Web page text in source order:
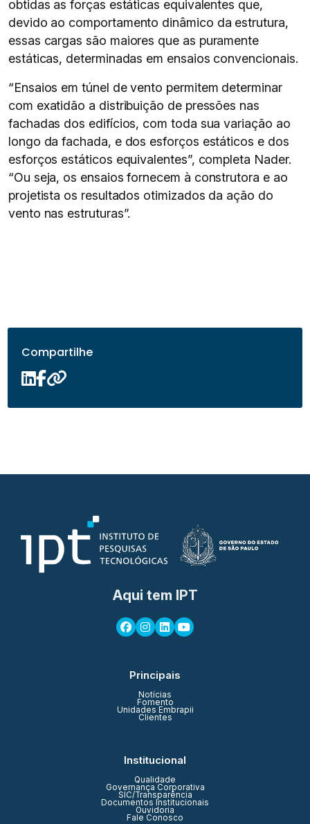
obtidas as forças estáticas equivalentes que,
devido ao comportamento dinâmico da estrutura,
essas cargas são maiores que as puramente
estáticas, determinadas em ensaios convencionais.
“Ensaios em túnel de vento permitem determinar
com exatidão a distribuição de pressões nas
fachadas dos edifícios, com toda sua variação ao
longo da fachada, e dos esforços estáticos e dos
esforços estáticos equivalentes”, completa Nader.
“Ou seja, os ensaios fornecem à construtora e ao
projetista os resultados otimizados da ação do
vento nas estruturas”.
Compartilhe
Aqui tem IPT
Principais
Notícias
Fomento
Unidades Embrapii
Clientes
Institucional
Qualidade
Governança Corporativa
SIC/Transparência
Documentos Institucionais
Ouvidoria
Fale Conosco